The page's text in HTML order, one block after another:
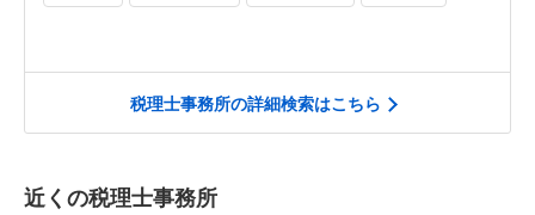
税理士事務所の詳細検索はこちら
近くの税理士事務所